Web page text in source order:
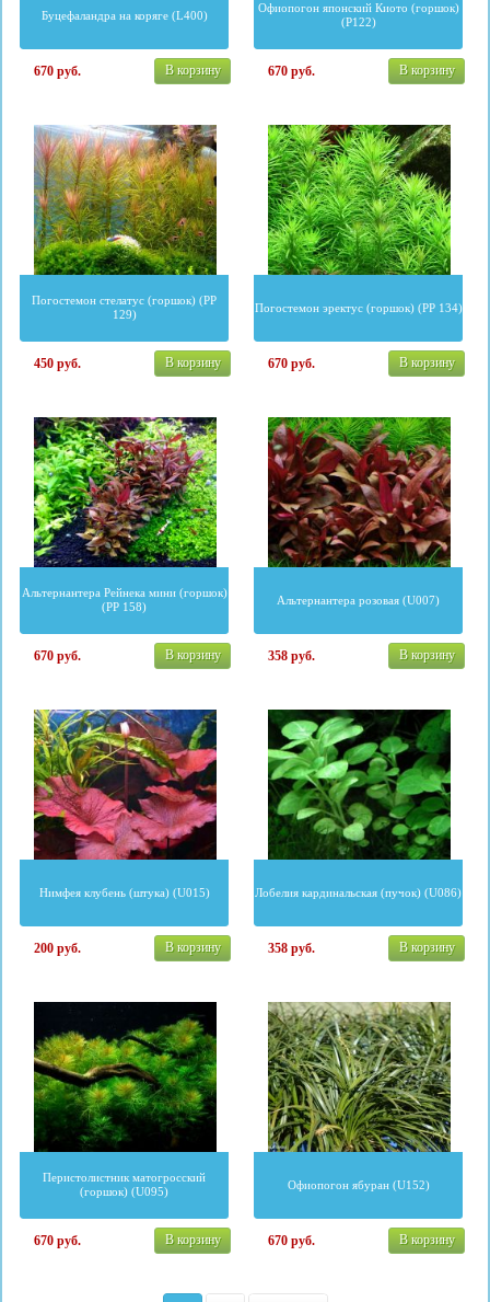
Буцефаландра на коряге (L400)
670руб. В корзину
Офиопогон японский Киото (горшок)
(P122)
670руб. В корзину
Погостемон стелатус (горшок) (PP
129)
450руб. В корзину
Погостемон эректус (горшок) (PP 134)
670руб. В корзину
Альтернантера Рейнека мини (горшок)
(PP 158)
670руб. В корзину
Альтернантера розовая (U007)
358руб. В корзину
Нимфея клубень (штука) (U015)
200руб. В корзину
Лобелия кардинальская (пучок) (U086)
358руб. В корзину
Перистолистник матогросский
(горшок) (U095)
670руб. В корзину
Офиопогон ябуран (U152)
670руб. В корзину